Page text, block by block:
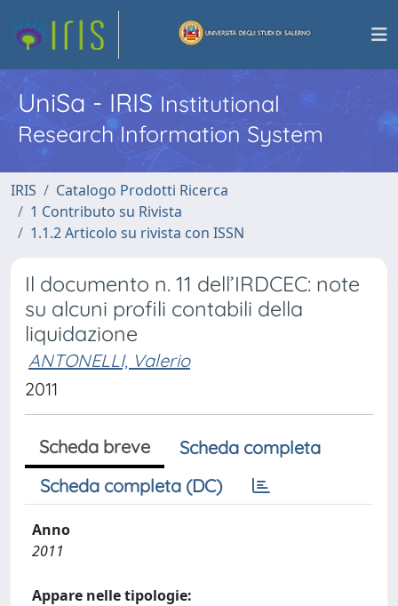
UniSa - IRISInstitutional
Research Information System
IRIS
Catalogo Prodotti Ricerca
1 Contributo su Rivista
1.1.2 Articolo su rivista con ISSN
Il documento n. 11 dell’IRDCEC: note
su alcuni profili contabili della
liquidazione
ANTONELLI, Valerio
2011
Scheda breve
Scheda completa
Scheda completa (DC)
Anno
2011
Appare nelle tipologie: